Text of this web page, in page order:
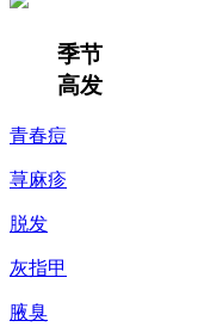
季节
高发
青春痘
荨麻疹
脱发
灰指甲
腋臭